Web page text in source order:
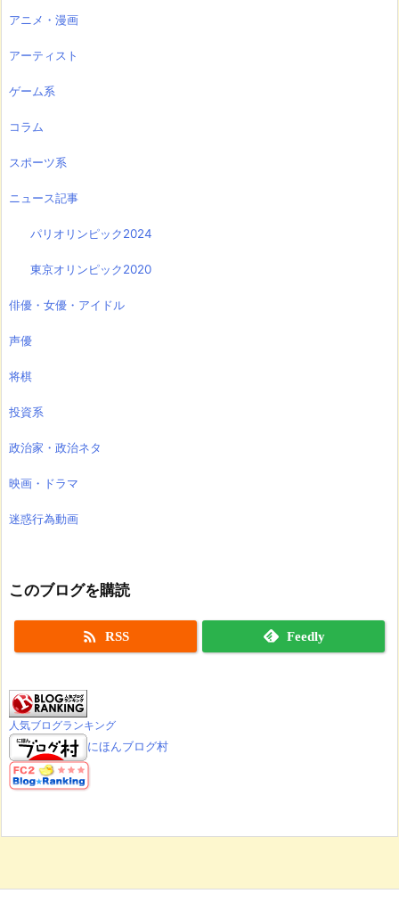
アニメ・漫画
アーティスト
ゲーム系
コラム
スポーツ系
ニュース記事
パリオリンピック2024
東京オリンピック2020
俳優・女優・アイドル
声優
将棋
投資系
政治家・政治ネタ
映画・ドラマ
迷惑行為動画
このブログを購読
 RSS Feedly
人気ブログランキング
にほんブログ村